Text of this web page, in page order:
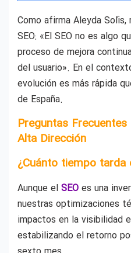
Como afirma Aleyda
SEO: «El SEO no es algo
proceso de mejora
del usuario». En el
evolución es más rápida
de España.
Preguntas
Alta Dirección
¿Cuánto tiempo tarda
Aunque el SEO es una
nuestras optimizaciones
impactos en la visibilidad
estabilizando el retorno